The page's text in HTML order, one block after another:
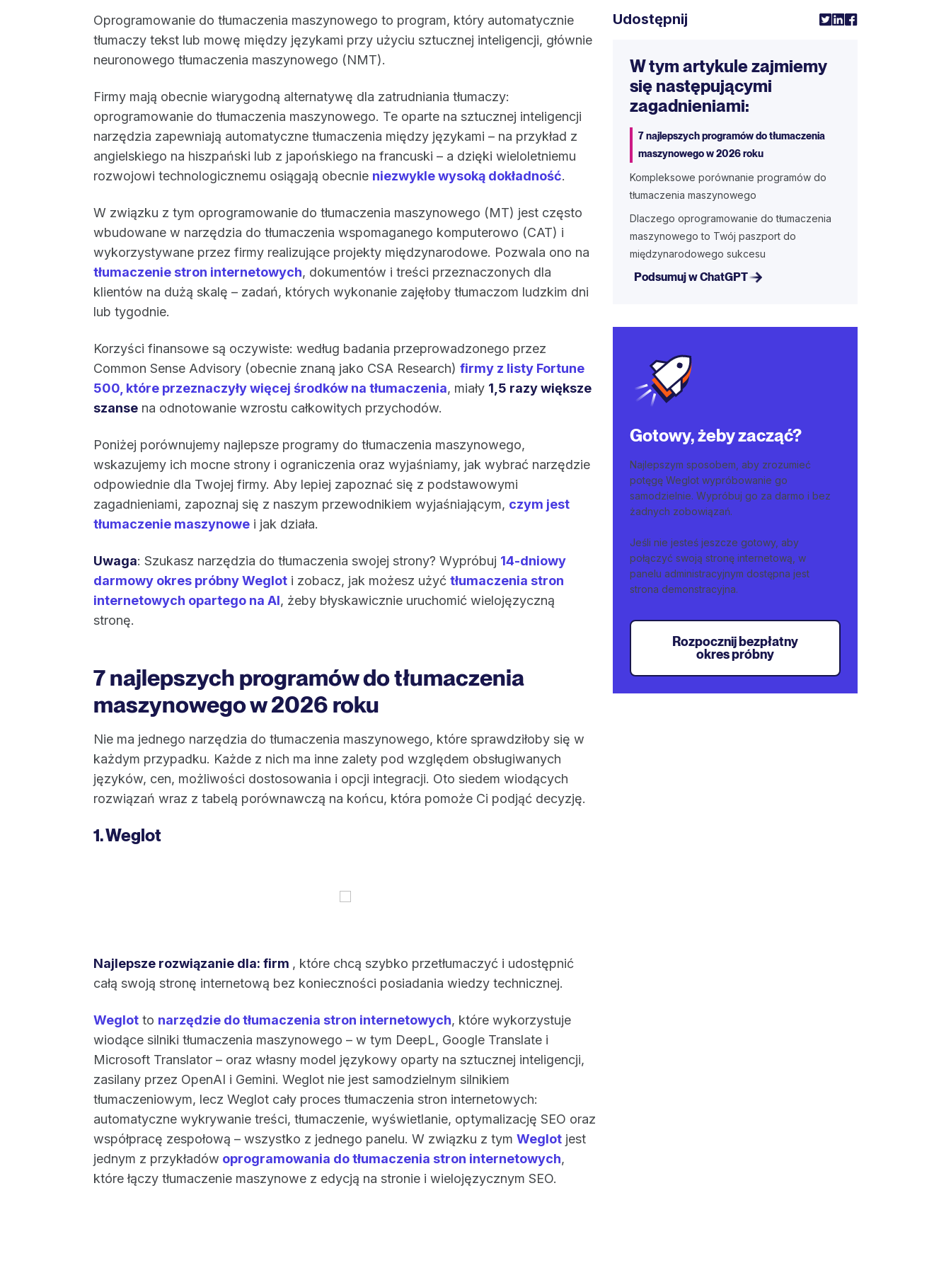
Oprogramowanie do tłumaczenia maszynowego to program, który automatycznie
tłumaczy tekst lub mowę między językami przy użyciu sztucznej inteligencji, głównie
neuronowego tłumaczenia maszynowego (NMT).
Firmy mają obecnie wiarygodną alternatywę dla zatrudniania tłumaczy:
oprogramowanie do tłumaczenia maszynowego. Te oparte na sztucznej inteligencji
narzędzia zapewniają automatyczne tłumaczenia między językami – na przykład z
angielskiego na hiszpański lub z japońskiego na francuski – a dzięki wieloletniemu
rozwojowi technologicznemu osiągają obecnie niezwykle wysoką dokładność.
W związku z tym oprogramowanie do tłumaczenia maszynowego (MT) jest często
wbudowane w narzędzia do tłumaczenia wspomaganego komputerowo (CAT) i
wykorzystywane przez firmy realizujące projekty międzynarodowe. Pozwala ono na
tłumaczenie stron internetowych, dokumentów i treści przeznaczonych dla
klientów na dużą skalę – zadań, których wykonanie zajęłoby tłumaczom ludzkim dni
lub tygodnie.
Korzyści finansowe są oczywiste: według badania przeprowadzonego przez
Common Sense Advisory (obecnie znaną jako CSA Research) firmy z listy Fortune
500, które przeznaczyły więcej środków na tłumaczenia, miały 1,5 razy większe
szanse na odnotowanie wzrostu całkowitych przychodów.
Poniżej porównujemy najlepsze programy do tłumaczenia maszynowego,
wskazujemy ich mocne strony i ograniczenia oraz wyjaśniamy, jak wybrać narzędzie
odpowiednie dla Twojej firmy. Aby lepiej zapoznać się z podstawowymi
zagadnieniami, zapoznaj się z naszym przewodnikiem wyjaśniającym, czym jest
tłumaczenie maszynowe i jak działa.
Uwaga: Szukasz narzędzia do tłumaczenia swojej strony? Wypróbuj 14-dniowy
darmowy okres próbny Weglot i zobacz, jak możesz użyć tłumaczenia stron
internetowych opartego na AI, żeby błyskawicznie uruchomić wielojęzyczną
stronę.
7 najlepszych programów do tłumaczenia
maszynowego w 2026 roku
Nie ma jednego narzędzia do tłumaczenia maszynowego, które sprawdziłoby się w
każdym przypadku. Każde z nich ma inne zalety pod względem obsługiwanych
języków, cen, możliwości dostosowania i opcji integracji. Oto siedem wiodących
rozwiązań wraz z tabelą porównawczą na końcu, która pomoże Ci podjąć decyzję.
1. Weglot
Najlepsze rozwiązanie dla: firm , które chcą szybko przetłumaczyć i udostępnić
całą swoją stronę internetową bez konieczności posiadania wiedzy technicznej.
Weglot to narzędzie do tłumaczenia stron internetowych, które wykorzystuje
wiodące silniki tłumaczenia maszynowego – w tym DeepL, Google Translate i
Microsoft Translator – oraz własny model językowy oparty na sztucznej inteligencji,
zasilany przez OpenAI i Gemini. Weglot nie jest samodzielnym silnikiem
tłumaczeniowym, lecz Weglot cały proces tłumaczenia stron internetowych:
automatyczne wykrywanie treści, tłumaczenie, wyświetlanie, optymalizację SEO oraz
współpracę zespołową – wszystko z jednego panelu. W związku z tym Weglot jest
jednym z przykładów oprogramowania do tłumaczenia stron internetowych,
które łączy tłumaczenie maszynowe z edycją na stronie i wielojęzycznym SEO.
Udostępnij
W tym artykule zajmiemy
się następującymi
zagadnieniami:
7 najlepszych programów do tłumaczenia
maszynowego w 2026 roku
Kompleksowe porównanie programów do
tłumaczenia maszynowego
Dlaczego oprogramowanie do tłumaczenia
maszynowego to Twój paszport do
międzynarodowego sukcesu
Podsumuj w ChatGPT
Gotowy, żeby zacząć?
Najlepszym sposobem, aby zrozumieć
potęgę Weglot wypróbowanie go
samodzielnie. Wypróbuj go za darmo i bez
żadnych zobowiązań.
Jeśli nie jesteś jeszcze gotowy, aby
połączyć swoją stronę internetową, w
panelu administracyjnym dostępna jest
strona demonstracyjna.
Rozpocznij bezpłatny
okres próbny